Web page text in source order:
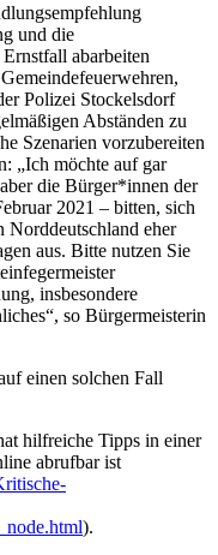
und die
abarbeiten
Polizei Stockelsdorf
Abständen zu
Szenarien vorzubereiten
„Ich möchte auf gar
die Bürger*innen der
2021 – bitten, sich
Norddeutschland eher
aus. Bitte nutzen Sie
insbesondere
so Bürgermeisterin
einen solchen Fall
hilfreiche Tipps in einer
abrufbar ist
).